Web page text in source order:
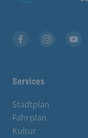
Services
Stadtplan
Fahrplan
Kultur